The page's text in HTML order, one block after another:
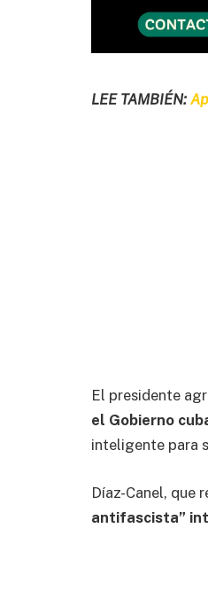
LEE TAMBIÉN:
El presidente
el Gobierno
inteligente para
Díaz-Canel, que
antifascista”